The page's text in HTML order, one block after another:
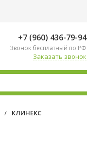
+7 (960) 436-79-94
Звонок бесплатный по РФ
Заказать звонок
/ КЛИНЕКС